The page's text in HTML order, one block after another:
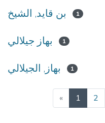
بن قايد, الشيخ 1
بهاز جيلالي 1
بهاز, الجيلالي 1
« 1 (current)
2